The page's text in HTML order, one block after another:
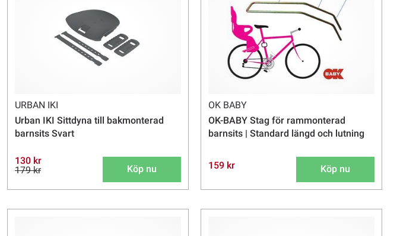
URBAN IKI
Urban IKI Sittdyna till bakmonterad
barnsits Svart
130 kr
179 kr
Köp nu
OK BABY
OK-BABY Stag för rammonterad
barnsits | Standard längd och lutning
159 kr Köp nu